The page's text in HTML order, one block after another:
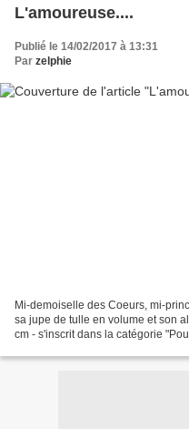
L'amoureuse....
Publié le 14/02/2017 à 13:31
Par zelphie
Mi-demoiselle des Coeurs, mi-
sa jupe de tulle en volume et son
cm - s'inscrit dans la catégorie